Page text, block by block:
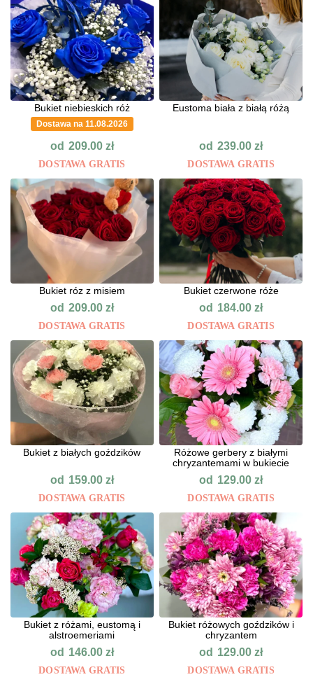
Bukiet niebieskich róż
Dostawa na 11.08.2026
od 209.00 zł
DOSTAWA GRATIS
Eustoma biała z białą różą
od 239.00zł
DOSTAWA GRATIS
Bukiet róz z misiem
od 209.00 zł
DOSTAWA GRATIS
Bukiet czerwone róże
od 184.00zł
DOSTAWA GRATIS
Bukiet z białych goździków
od 159.00 zł
DOSTAWA GRATIS
Różowe gerbery z białymi
chryzantemami w bukiecie
od 129.00zł
DOSTAWA GRATIS
Bukiet z różami, eustomą i
alstroemeriami
od 146.00 zł
DOSTAWA GRATIS
Bukiet różowych goździków i
chryzantem
od 129.00zł
DOSTAWA GRATIS